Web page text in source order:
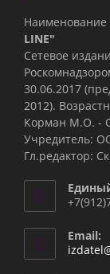
Наименование
LINE"
Сетевое
30.06.2017
2012).
Корман М.О. -
Учредитель:
Гл.редактор:
Email: